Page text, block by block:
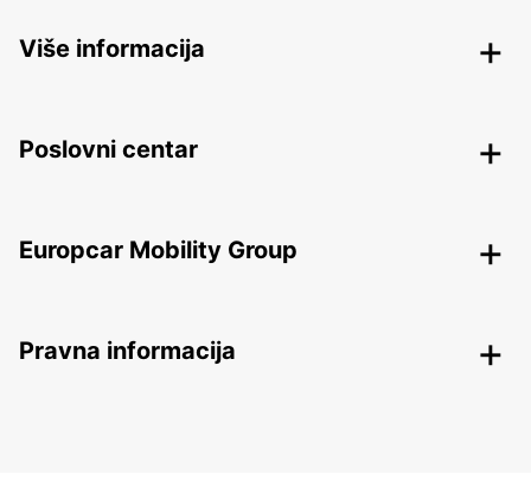
Više informacija
Poslovni centar
Europcar Mobility Group
Pravna informacija